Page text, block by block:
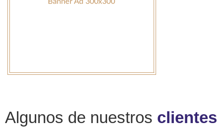
Algunos de nuestros clientes